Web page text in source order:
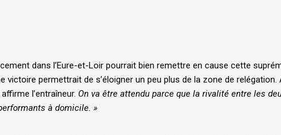
dans l’Eure-et-Loir pourrait bien remettre en cause cette
permettrait de s’éloigner un peu plus de la zone de relégation.
affirme l’entraîneur. On va être attendu parce que la rivalité entre les
à domicile. »